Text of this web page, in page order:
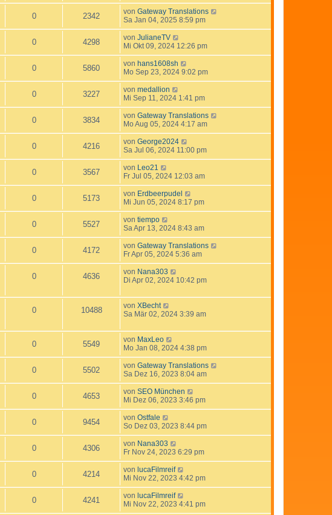
0 2342 von Gateway Translations
Sa Jan 04, 2025 8:59 pm
0 4298 von JulianeTV
Mi Okt 09, 2024 12:26 pm
0 5860 von hans1608sh
Mo Sep 23, 2024 9:02 pm
0 3227 von medallion
Mi Sep 11, 2024 1:41 pm
0 3834 von Gateway Translations
Mo Aug 05, 2024 4:17 am
0 4216 von George2024
Sa Jul 06, 2024 11:00 pm
0 3567 von Leo21
Fr Jul 05, 2024 12:03 am
0 5173 von Erdbeerpudel
Mi Jun 05, 2024 8:17 pm
0 5527 von tiempo
Sa Apr 13, 2024 8:43 am
0 4172 von Gateway Translations
Fr Apr 05, 2024 5:36 am
0 4636 von Nana303
Di Apr 02, 2024 10:42 pm
0 10488 von XBecht
Sa Mär 02, 2024 3:39 am
0 5549 von MaxLeo
Mo Jan 08, 2024 4:38 pm
0 5502 von Gateway Translations
Sa Dez 16, 2023 8:04 am
0 4653 von SEO München
Mi Dez 06, 2023 3:46 pm
0 9454 von Ostfale
So Dez 03, 2023 8:44 pm
0 4306 von Nana303
Fr Nov 24, 2023 6:29 pm
0 4214 von lucaFilmreif
Mi Nov 22, 2023 4:42 pm
0 4241 von lucaFilmreif
Mi Nov 22, 2023 4:41 pm